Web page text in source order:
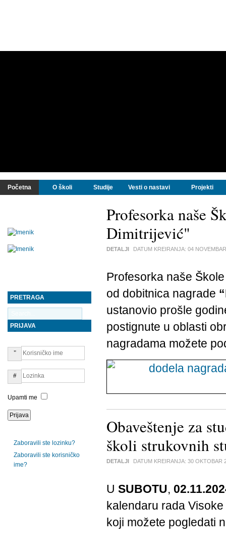
Početna O školi Studije Vesti o nastavi Projekti
Profesorka naše
Dimitrijević"
DETALJI DATUM KREIRANJA: 04
Profesorka naše
od dobitnica nagrade
ustanovio prošle
postignute u oblasti
nagradama možete
Obaveštenje za
školi strukovnih
DETALJI DATUM KREIRANJA: 30 OKTOBAR
U SUBOTU,
kalendaru rada
koji možete pogledati
PRETRAGA
PRIJAVA
Upamti me
Zaboravili ste lozinku?
Zaboravili ste korisničko
ime?